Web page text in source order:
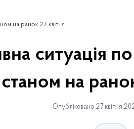
на ранок 27 квітня
ситуація
станом на
Опубліковано 27 квітня